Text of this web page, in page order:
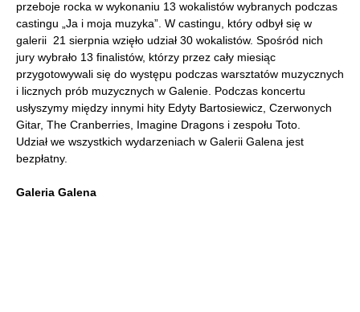
przeboje rocka w wykonaniu 13 wokalistów wybranych podczas
castingu „Ja i moja muzyka”. W castingu, który odbył się w
galerii 21 sierpnia wzięło udział 30 wokalistów. Spośród nich
jury wybrało 13 finalistów, którzy przez cały miesiąc
przygotowywali się do występu podczas warsztatów muzycznych
i licznych prób muzycznych w Galenie. Podczas koncertu
usłyszymy między innymi hity Edyty Bartosiewicz, Czerwonych
Gitar, The Cranberries, Imagine Dragons i zespołu Toto.
Udział we wszystkich wydarzeniach w Galerii Galena jest
bezpłatny.
Galeria Galena